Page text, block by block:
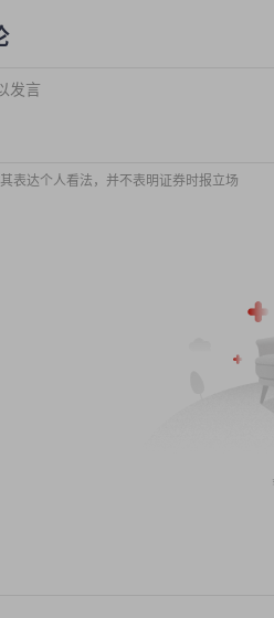
发言
表达个人看法，并不表明证券时报立场